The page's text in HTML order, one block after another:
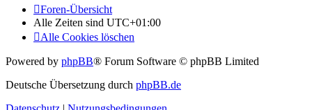
Foren-Übersicht
Alle Zeiten sind UTC+01:00
Alle Cookies löschen
Powered by phpBB® Forum Software © phpBB Limited
Deutsche Übersetzung durch phpBB.de